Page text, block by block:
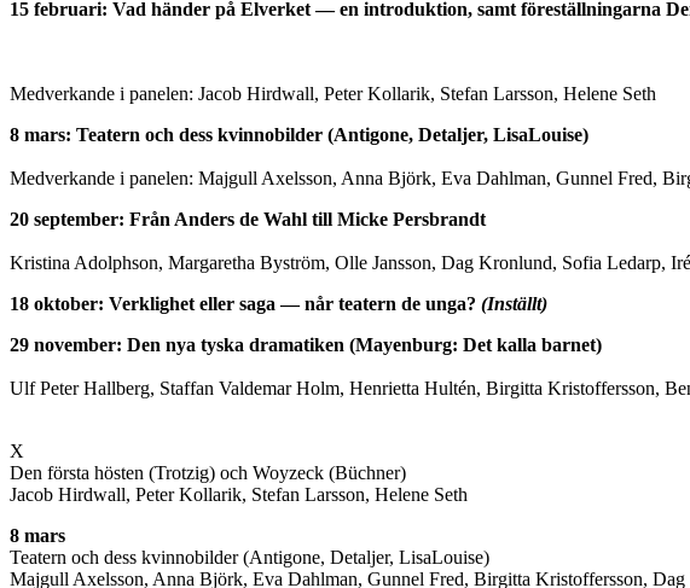
15 februari: Vad händer på Elverket — en introduktion, samt föreställningarna
Medverkande i panelen: Jacob Hirdwall, Peter Kollarik, Stefan Larsson, Helene Seth
8 mars: Teatern och dess kvinnobilder (Antigone, Detaljer, LisaLouise)
Medverkande i panelen: Majgull Axelsson, Anna Björk, Eva Dahlman, Gunnel Fred,
20 september: Från Anders de Wahl till Micke Persbrandt
Kristina Adolphson, Margaretha Byström, Olle Jansson, Dag Kronlund, Sofia Ledarp,
18 oktober: Verklighet eller saga — når teatern de unga? (Inställt)
29 november: Den nya tyska dramatiken (Mayenburg: Det kalla barnet)
Ulf Peter Hallberg, Staffan Valdemar Holm, Henrietta Hultén, Birgitta Kristoffersson,
X
Den första hösten (Trotzig) och Woyzeck (Büchner)
Jacob Hirdwall, Peter Kollarik, Stefan Larsson, Helene Seth
8 mars
Teatern och dess kvinnobilder (Antigone, Detaljer, LisaLouise)
Majgull Axelsson, Anna Björk, Eva Dahlman, Gunnel Fred, Birgitta Kristoffersson,